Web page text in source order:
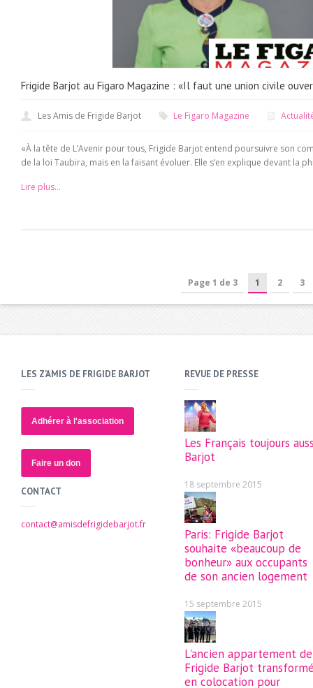
Frigide Barjot au Figaro Magazine : «Il faut une union civile
Les Amis de Frigide Barjot Le Figaro Magazine
«À la tête de L’Avenir pour tous, Frigide Barjot entend poursuivre son
de la loi Taubira, mais en la faisant évoluer. Elle s’en explique devant la
Lire plus...
Page 1 de 3 1 2 3
LES Z’AMIS DE FRIGIDE BARJOT
Adhérer à l'association
Faire un don
CONTACT
contact@amisdefrigidebarjot.fr
REVUE DE PRESSE
Les Français toujours
Barjot
18 septembre 2015
Paris: Frigide Barjot
souhaite «beaucoup de
bonheur» aux occupants
de son ancien logement
15 septembre 2015
L'ancien appartement de
Frigide Barjot
en colocation pour